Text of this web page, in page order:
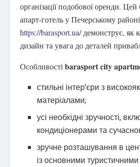
організації подобової оренди. Цей
апарт-готель у Печерському
https://barasport.ua/демонструє, як
дизайн та увага до деталей
Особливості barasport city
стильні інтер’єри з
матеріалами;
усі необхідні зручності,
кондиціонерами та
зручне розташування в
із основними